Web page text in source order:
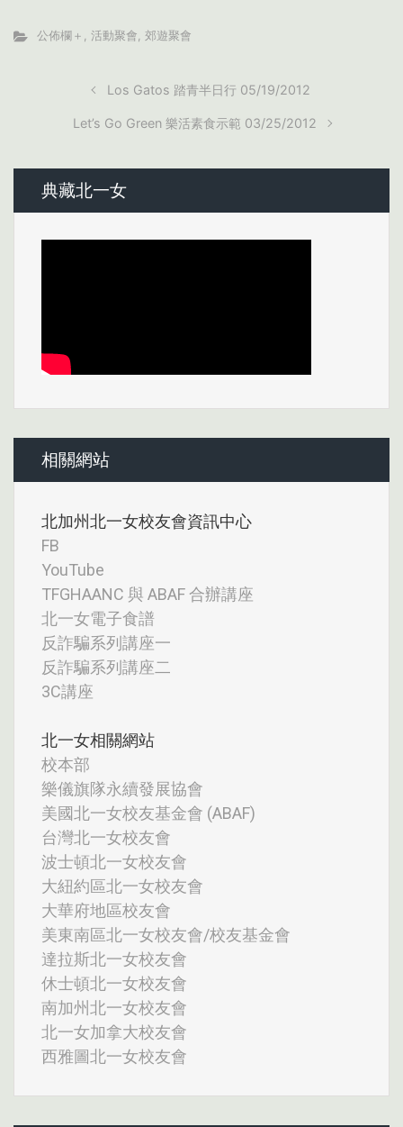
公佈欄＋ , 活動聚會, 郊遊聚會
Los Gatos 踏青半日行 05/19/2012
Let’s Go Green 樂活素食示範 03/25/2012
典藏北一女
相關網站
北加州北一女校友會資訊中心
FB
YouTube
TFGHAANC 與 ABAF 合辦講座
北一女電子食譜
反詐騙系列講座一
反詐騙系列講座二
3C講座
北一女相關網站
校本部
樂儀旗隊永續發展協會
美國北一女校友基金會 (ABAF)
台灣北一女校友會
波士頓北一女校友會
大紐約區北一女校友會
大華府地區校友會
美東南區北一女校友會/校友基金會
達拉斯北一女校友會
休士頓北一女校友會
南加州北一女校友會
北一女加拿大校友會
西雅圖北一女校友會